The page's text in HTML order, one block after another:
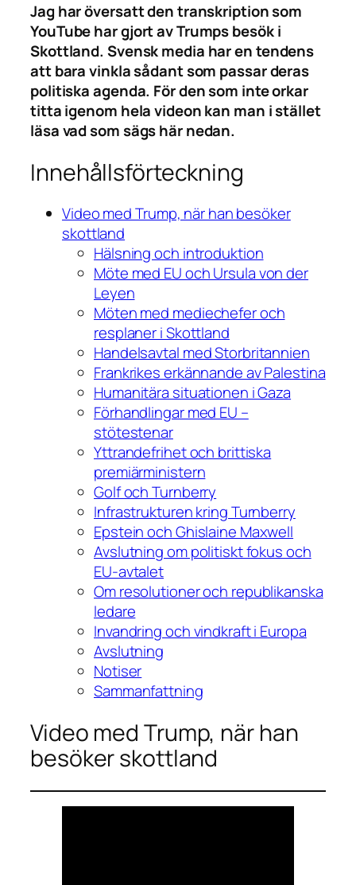
Jag har översatt den transkription som
YouTube har gjort av Trumps besök i
Skottland. Svensk media har en tendens
att bara vinkla sådant som passar deras
politiska agenda. För den som inte orkar
titta igenom hela videon kan man i stället
läsa vad som sägs här nedan.
Innehållsförteckning
Video med Trump, när han besöker
skottland
Hälsning och introduktion
Möte med EU och Ursula von der
Leyen
Möten med mediechefer och
resplaner i Skottland
Handelsavtal med Storbritannien
Frankrikes erkännande av Palestina
Humanitära situationen i Gaza
Förhandlingar med EU –
stötestenar
Yttrandefrihet och brittiska
premiärministern
Golf och Turnberry
Infrastrukturen kring Turnberry
Epstein och Ghislaine Maxwell
Avslutning om politiskt fokus och
EU-avtalet
Om resolutioner och republikanska
ledare
Invandring och vindkraft i Europa
Avslutning
Notiser
Sammanfattning
Video med Trump, när han
besöker skottland